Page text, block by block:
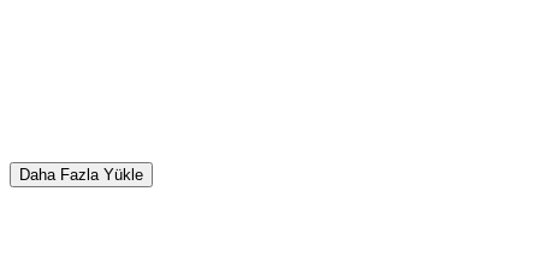
Daha Fazla Yükle